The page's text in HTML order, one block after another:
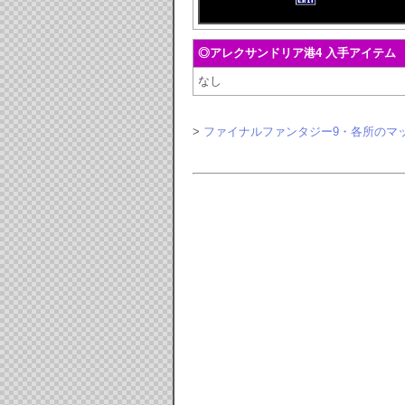
◎アレクサンドリア港4 入手アイテム
なし
> ファイナルファンタジー9・各所のマ